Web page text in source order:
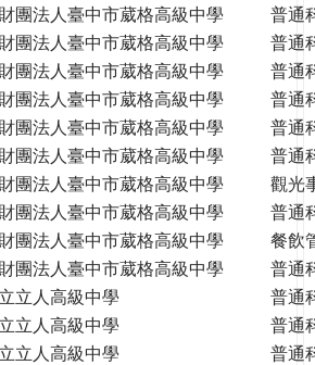
團法人臺中市葳格高級中學
普通
團法人臺中市葳格高級中學
普通
團法人臺中市葳格高級中學
普通
團法人臺中市葳格高級中學
普通
團法人臺中市葳格高級中學
普通
團法人臺中市葳格高級中學
普通
團法人臺中市葳格高級中學
觀光
團法人臺中市葳格高級中學
普通
團法人臺中市葳格高級中學
餐飲
團法人臺中市葳格高級中學
普通
立人高級中學
普通
立人高級中學
普通
立人高級中學
普通